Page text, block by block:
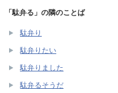
「駄弁る」の隣のことば
駄弁り
駄弁りたい
駄弁りました
駄弁るそうだ